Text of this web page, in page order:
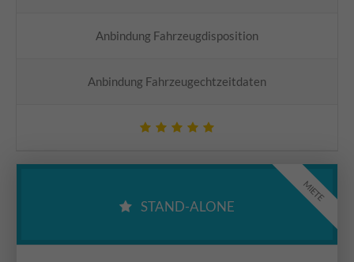
Anbindung Fahrzeugdisposition
Anbindung Fahrzeugechtzeitdaten
STAND-ALONE
MIETE